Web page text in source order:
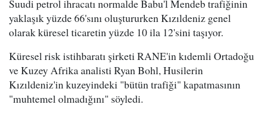
Suudi petrol ihracatı normalde Babu'l Mendeb trafiğinin
yaklaşık yüzde 66'sını oluştururken Kızıldeniz genel
olarak küresel ticaretin yüzde 10 ila 12'sini taşıyor.
Küresel risk istihbaratı şirketi RANE'in kıdemli Ortadoğu
ve Kuzey Afrika analisti Ryan Bohl, Husilerin
Kızıldeniz'in kuzeyindeki "bütün trafiği" kapatmasının
"muhtemel olmadığını" söyledi.